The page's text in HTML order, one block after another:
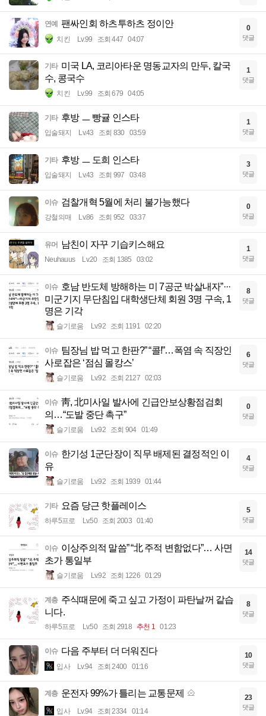
연예 팬싸인회 하츠투하츠 정이안
치킨 Lv.99 조회 447 04:07
0
댓글
기타 미국 LA, 코리아타운 명동교자의 만두, 칼국
수, 콩국수
치킨 Lv.99 조회 679 04:05
1
댓글
기타 후방 ㅡ 빵귤 인스타
입술돼지 Lv.43 조회 830 03:59
1
댓글
기타 후방 ㅡ 도희 인스타
입술돼지 Lv.43 조회 997 03:48
3
댓글
이슈 검찰개혁 5월에 처리 불가능했다
강철의매 Lv.86 조회 952 03:37
0
댓글
유머 남친이 자꾸 기습키스해요
Neuhauus Lv.20 조회 1385 03:02
1
댓글
이슈 호남 반도체 방해하는 미 7공군 박살내자”···
미군기지 무단침입 대학생단체 회원 3명 구속, 1
명은 기각
슬기로움 Lv.92 조회 1191 02:20
8
댓글
이슈 팀장님 밥 먹고 한판?” “콜!”…폭염 속 직장인
사로잡은 ‘점심 몰캉스’
슬기로움 Lv.92 조회 2127 02:03
6
댓글
이슈 靑, 北미사일 발사에 긴급안보상황점검회
의…“도발 중단 촉구”
슬기로움 Lv.92 조회 904 01:49
0
댓글
이슈 한기성 1군단장이 직무 배제된 결정적인 이
유
슬기로움 Lv.92 조회 1939 01:44
4
댓글
기타 요즘 당근 핫플레이스
하루5프로 Lv.50 조회 2003 01:40
5
댓글
이슈 이상주의적 말씀” “北 주적 변함없다”… 사면
초가 통일부
슬기로움 Lv.92 조회 1226 01:29
14
댓글
계층 주식때문에 죽고 싶고 가정이 파탄날꺼 같습
니다.
하루5프로 Lv.50 조회 2918 추천 1 01:23
8
댓글
이슈 다음 주부터 더 더워진다
입사 Lv.94 조회 2400 01:16
10
댓글
계층 운전자 99%가 틀리는 교통문제
입사 Lv.94 조회 2334 01:14
23
댓글